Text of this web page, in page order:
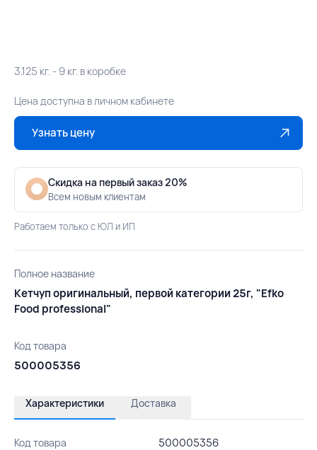
3.125 кг. - 9 кг. в коробке
Цена доступна в личном кабинете
Узнать цену
Скидка на первый заказ 20%
Всем новым клиентам
Работаем только с ЮЛ и ИП
Полное название
Кетчуп оригинальный, первой категории 25г, "Efko
Food professional"
Код товара
500005356
Характеристики Доставка
Код товара 500005356